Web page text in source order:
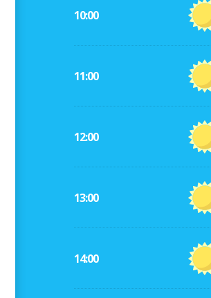
10:00
11:00
12:00
13:00
14:00